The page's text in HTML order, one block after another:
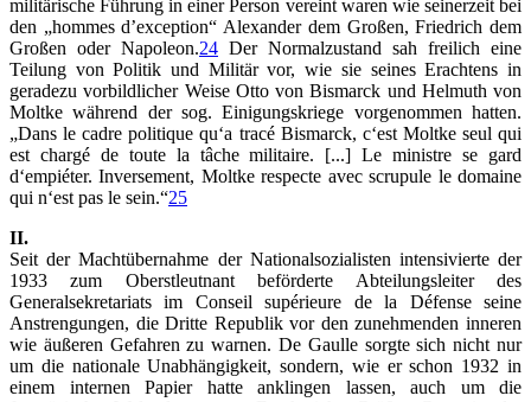
militärische Führung in einer Person vereint waren wie seinerzeit bei
den „hommes d’exception“ Alexander dem Großen, Friedrich dem
Großen oder Napoleon.24 Der Normalzustand sah freilich eine
Teilung von Politik und Militär vor, wie sie seines Erachtens in
geradezu vorbildlicher Weise Otto von Bismarck und Helmuth von
Moltke während der sog. Einigungskriege vorgenommen hatten.
„Dans le cadre politique qu‘a tracé Bismarck, c‘est Moltke seul qui
est chargé de toute la tâche militaire. [...] Le ministre se gard
d‘empiéter. Inversement, Moltke respecte avec scrupule le domaine
qui n‘est pas le sein.“25
II.
Seit der Machtübernahme der Nationalsozialisten intensivierte der
1933 zum Oberstleutnant beförderte Abteilungsleiter des
Generalsekretariats im Conseil supérieure de la Défense seine
Anstrengungen, die Dritte Republik vor den zunehmenden inneren
wie äußeren Gefahren zu warnen. De Gaulle sorgte sich nicht nur
um die nationale Unabhängigkeit, sondern, wie er schon 1932 in
einem internen Papier hatte anklingen lassen, auch um die